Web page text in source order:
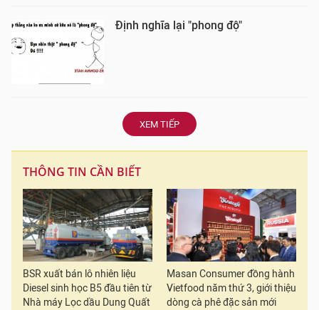
Định nghĩa lại "phong độ"
XEM TIẾP
THÔNG TIN CẦN BIẾT
BSR xuất bán lô nhiên liệu
Diesel sinh học B5 đầu tiên từ
Nhà máy Lọc dầu Dung Quất
Masan Consumer đồng hành
Vietfood năm thứ 3, giới thiệu
dòng cà phê đặc sản mới